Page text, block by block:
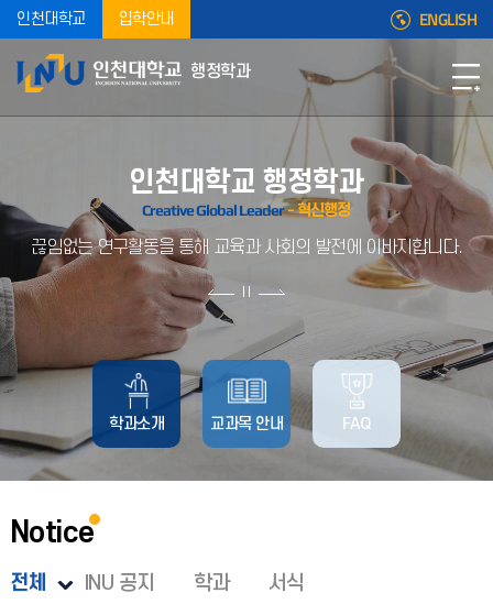
인천대학교 입학안내 ENGLISH
행정학과
인천대학교 행정학과
Creative Global Leader- 혁신행정
끊임없는 연구활동을 통해 교육과 사회의 발전에 이바지합니다.
학과소개 교과목 안내 FAQ
Notice
전체 INU 공지 학과 서식